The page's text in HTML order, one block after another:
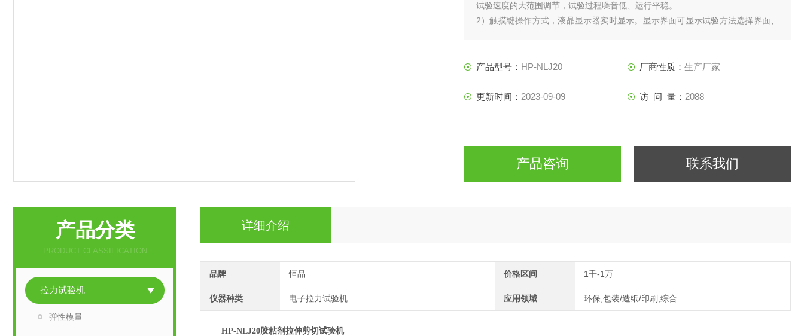
试验速度的大范围调节，试验过程噪音低、运行平稳。
2）触摸键操作方式，液晶显示器实时显示。显示界面可显示试验方法选择界面、
产品型号： HP-NLJ20 厂商性质： 生产厂家
更新时间： 2023-09-09 访 问 量： 2088
产品咨询 联系我们
详细介绍
品牌 恒品 价格区间 1千-1万
仪器种类 电子拉力试验机 应用领域 环保,包装/造纸/印刷,综合
HP-NLJ20胶粘剂拉伸剪切试验机
产品分类
PRODUCT CLASSIFICATION
拉力试验机
弹性模量